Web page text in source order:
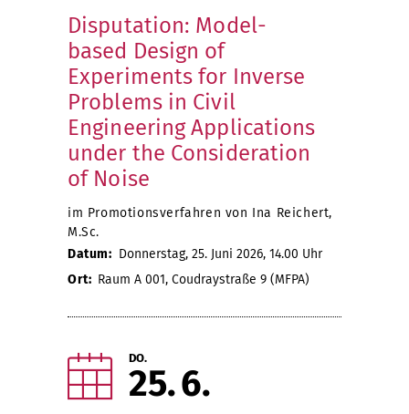
Disputation: Model-
based Design of
Experiments for Inverse
Problems in Civil
Engineering Applications
under the Consideration
of Noise
im Promotionsverfahren von Ina Reichert,
M.Sc.
Datum: Donnerstag, 25. Juni 2026, 14.00 Uhr
Ort: Raum A 001, Coudraystraße 9 (MFPA)
DO.
25 6